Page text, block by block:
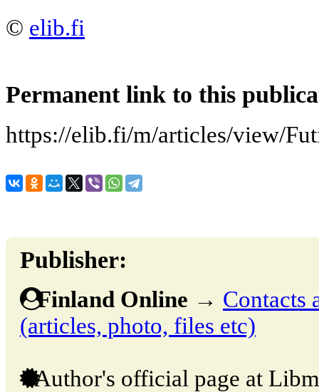
© elib.fi
Permanent link to this
https://elib.fi/m/articles/view/
Publisher:
Finland Online → Contacts
(articles, photo, files etc)
Author's official page at